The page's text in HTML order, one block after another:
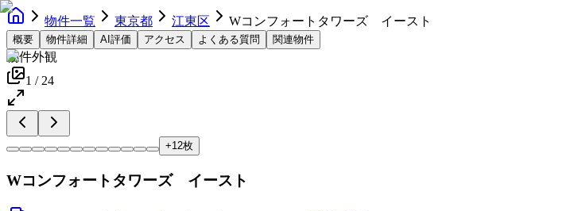
物件一覧 東京都 江東区 Wコンフォートタワーズ イースト
概要 物件詳細 AI評価 アクセス よくある質問 関連物件
物件外観
1 / 24
+12枚
Wコンフォートタワーズ イースト